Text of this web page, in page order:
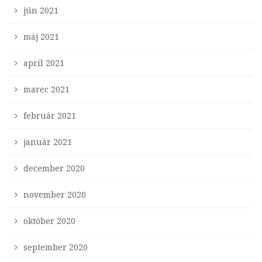
jún 2021
máj 2021
apríl 2021
marec 2021
február 2021
január 2021
december 2020
november 2020
október 2020
september 2020